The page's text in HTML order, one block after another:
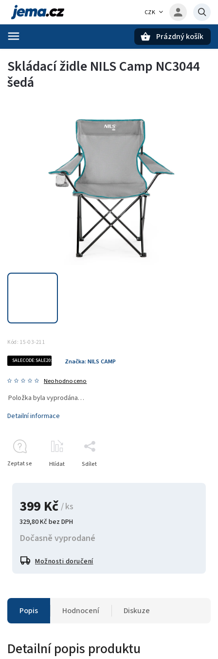
CZK
Prázdný košík
Skládací židle NILS Camp NC3044
šedá
Kód: 15-03-211
SALECODE:SALE20:20:%
Neohodnoceno
Značka: NILS CAMP
399 Kč / ks
329,80 Kč bez DPH
Dočasně vyprodané
Možnosti doručení
Položka byla vyprodána…
Detailní informace
Zeptat se Hlídat Sdílet
Popis Hodnocení Diskuze
Detailní popis produktu